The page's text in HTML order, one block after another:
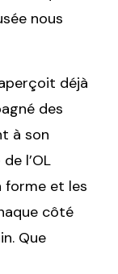
nous
déjà
des
à son
de l’OL
forme et les
côté
Que